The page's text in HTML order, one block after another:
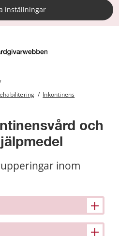
inställningar
/ Inkontinens
och
inom